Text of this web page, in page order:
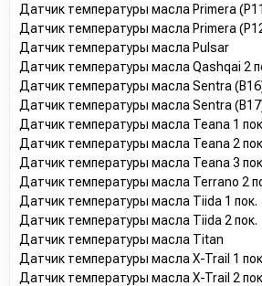
Датчик температуры масла Primera
Датчик температуры масла Primera
Датчик температуры масла Pulsar
Датчик температуры масла Qashqai 2
Датчик температуры масла Sentra
Датчик температуры масла Sentra
Датчик температуры масла Teana 1
Датчик температуры масла Teana 2
Датчик температуры масла Teana 3
Датчик температуры масла Terrano 2
Датчик температуры масла Tiida 1 пок.
Датчик температуры масла Tiida 2 пок.
Датчик температуры масла Titan
Датчик температуры масла X-Trail 1
Датчик температуры масла X-Trail 2